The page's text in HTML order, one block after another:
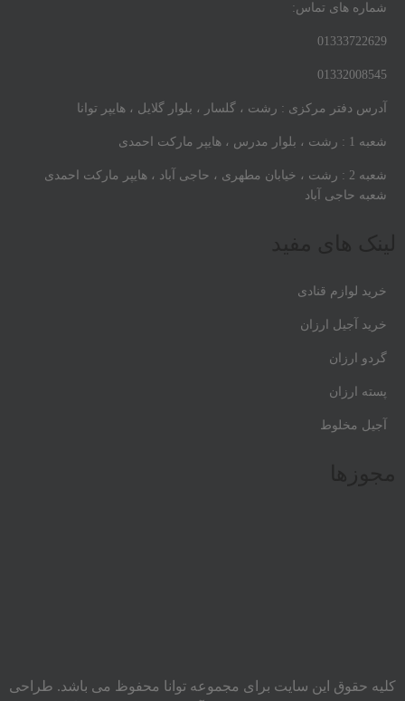
شماره های تماس:
01333722629
01332008545
آدرس دفتر مرکزی : رشت ، گلسار ، بلوار گلایل ، هایپر توانا
شعبه 1 : رشت ، بلوار مدرس ، هایپر مارکت احمدی
شعبه 2 : رشت ، خیابان مطهری ، حاجی آباد ، هایپر مارکت احمدی
شعبه حاجی آباد
خرید لوازم قنادی
خرید آجیل ارزان
گردو ارزان
پسته ارزان
آجیل مخلوط
کلیه حقوق این سایت برای مجموعه توانا محفوظ می باشد. طراحی